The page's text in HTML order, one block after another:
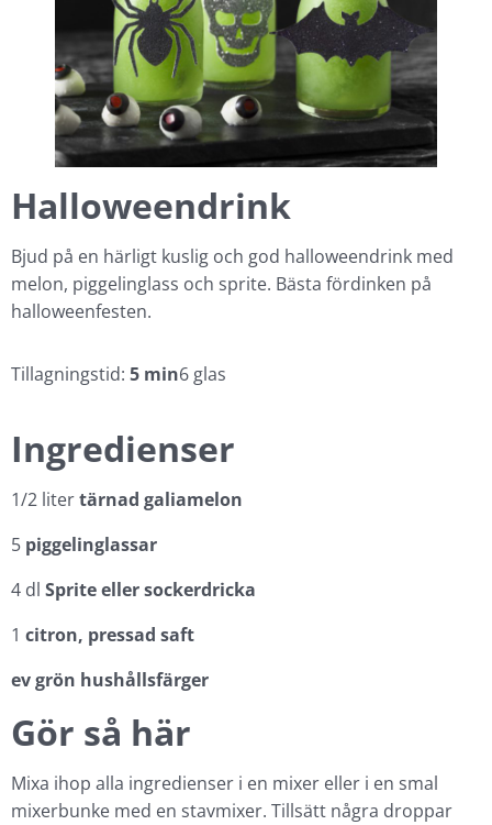
Halloweendrink
Bjud på en härligt kuslig och god halloweendrink med
melon, piggelinglass och sprite. Bästa fördinken på
halloweenfesten.
Tillagningstid: 5 min6 glas
Ingredienser
1/2 litertärnad galiamelon
5 piggelinglassar
4 dl Sprite eller sockerdricka
1 citron, pressad saft
ev grön hushållsfärger
Gör så här
Mixa ihop alla ingredienser i en mixer eller i en smal
mixerbunke med en stavmixer. Tillsätt några droppar